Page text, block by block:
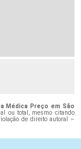
Médica Preço em São
ou total, mesmo citando
de direito autoral –